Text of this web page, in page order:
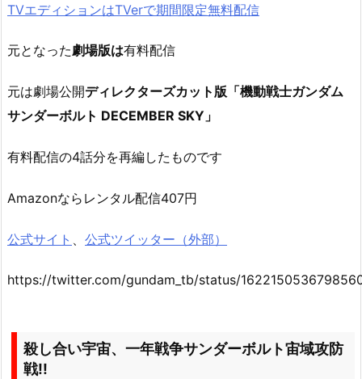
TVエディションはTVerで期間限定無料配信
元となった劇場版は有料配信
元は劇場公開ディレクターズカット版「機動戦士ガンダム
サンダーボルト DECEMBER SKY」
有料配信の4話分を再編したものです
Amazonならレンタル配信407円
公式サイト 公式ツイッター（外部）
https://twitter.com/gundam_tb/status/
殺し合い宇宙、一年戦争サンダーボルト宙域攻防
戦!!